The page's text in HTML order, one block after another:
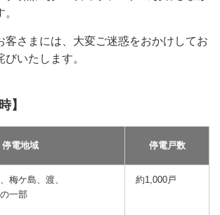
客さまには、大変ご迷惑をおかけしてお
いたします。
】
停電地域 停電戸数
梅ケ島、渡、
一部
約1,000戸